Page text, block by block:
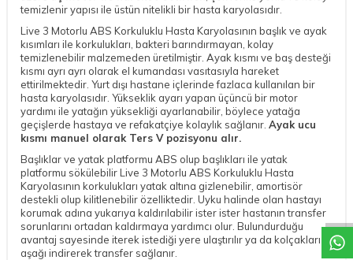
temizlenir yapısı ile üstün nitelikli bir hasta karyolasıdır.
Live 3 Motorlu ABS Korkuluklu Hasta Karyolasının başlık ve ayak
kısımları ile korkulukları, bakteri barındırmayan, kolay
temizlenebilir malzemeden üretilmiştir. Ayak kısmı ve baş desteği
kısmı ayrı ayrı olarak el kumandası vasıtasıyla hareket
ettirilmektedir. Yurt dışı hastane içlerinde fazlaca kullanılan bir
hasta karyolasıdır. Yükseklik ayarı yapan üçüncü bir motor
yardımı ile yatağın yüksekliği ayarlanabilir, böylece yatağa
geçişlerde hastaya ve refakatçiye kolaylık sağlanır. Ayak ucu
kısmı manuel olarak Ters V pozisyonu alır.
Başlıklar ve yatak platformu ABS olup başlıkları ile yatak
platformu sökülebilir Live 3 Motorlu ABS Korkuluklu Hasta
Karyolasının korkulukları yatak altına gizlenebilir, amortisör
destekli olup kilitlenebilir özelliktedir. Uyku halinde olan hastayı
korumak adına yukarıya kaldırılabilir ister ister hastanın transfer
sorunlarını ortadan kaldırmaya yardımcı olur. Bulundurduğu
avantaj sayesinde iterek istediği yere ulaştırılır ya da kolçakları
aşağı indirerek transfer sağlanır.